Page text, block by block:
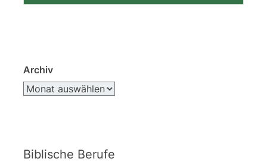
Archiv
Biblische Berufe